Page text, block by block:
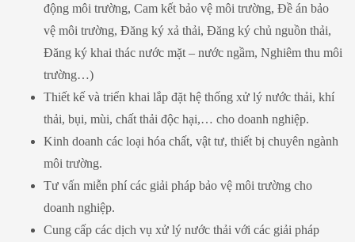
động môi trường, Cam kết bảo vệ môi trường, Đề án bảo
vệ môi trường, Đăng ký xả thải, Đăng ký chủ nguồn thải,
Đăng ký khai thác nước mặt – nước ngầm, Nghiêm thu môi
trường…)
Thiết kế và triển khai lắp đặt hệ thống xử lý nước thải, khí
thải, bụi, mùi, chất thải độc hại,… cho doanh nghiệp.
Kinh doanh các loại hóa chất, vật tư, thiết bị chuyên ngành
môi trường.
Tư vấn miễn phí các giải pháp bảo vệ môi trường cho
doanh nghiệp.
Cung cấp các dịch vụ xử lý nước thải với các giải pháp